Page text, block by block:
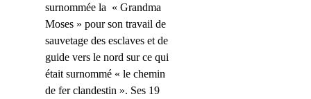
surnommée la « Grandma
Moses » pour son travail de
sauvetage des esclaves et de
guidevers le nord sur ce qui
était surnommé « le chemin
de fer clandestin ». Ses 19